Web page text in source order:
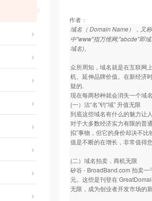
作者：
域名（ Domain Name），又
中"www"指万维网;"abcde"即
域名)。
众所周知，域名就是在互联网
机、延伸品牌价值。在新经济
疑的.
现在每两秒种就会消失一个域
(一）沽“名”钓“域” 升值无限
到底这些域名有什么的魅力让
对于大多数经济实力有限的普
拟”事物，但它的身价却决不
值是不断的在增长，非常值得
(二）域名拍卖，商机无限
矽谷 - BroadBand.com 拍卖
元。这些是刊登在
无限，成为创业者开发市场的